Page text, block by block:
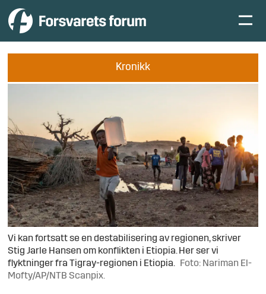
Kronikk
Vi kan fortsatt se en destabilisering av regionen, skriver
Stig Jarle Hansen om konflikten i Etiopia. Her ser vi
flyktninger fra Tigray-regionen i Etiopia.
Foto: Nariman El-
Mofty/AP/NTB Scanpix.